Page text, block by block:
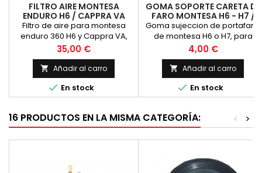
FILTRO AIRE MONTESA
ENDURO H6 / CAPPRA VA
Filtro de aire para montesa
enduro 360 H6 y Cappra VA,
diametro de boca 56 mm.
aproximadamente.
Precio
35,00 €
 Añadir al carro
 En stock
GOMA SOPORTE CARETA DE
FARO MONTESA H6 - H7 /
COTA
Goma sujeccion de portafaro,
de montesa H6 o H7, para
barra de horquilla de 35 mm.
(la medida estandar en estos
modelos que montan estas
gomas) Precio por unidad
Precio
4,00 €
 Añadir al carro
 En stock
16 PRODUCTOS EN LA MISMA CATEGORÍA: >
<